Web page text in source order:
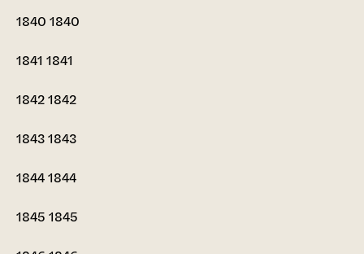
1840 1840
1841 1841
18421842
18431843
18441844
1845 1845